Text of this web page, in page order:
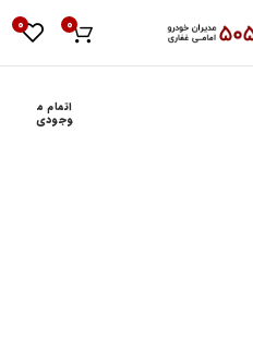
0
0
اتمام م
وجودی